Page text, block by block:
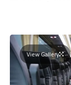
View Gallery